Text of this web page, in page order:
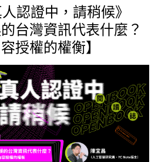
認證中，請稍候》
台灣資訊代表什麼？
授權的權衡】